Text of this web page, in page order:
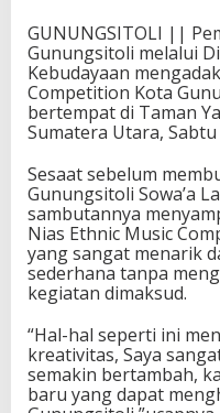
GUNUNGSITOLI ||
Gunungsitoli melalui
Kebudayaan
Competition Kota
bertempat di Taman
Sumatera Utara,
Sesaat sebelum
Gunungsitoli Sowa’a
sambutannya
Nias Ethnic Music
yang sangat menarik
sederhana tanpa
kegiatan dimaksud.
“Hal-hal seperti ini
kreativitas, Saya
semakin bertambah,
baru yang dapat